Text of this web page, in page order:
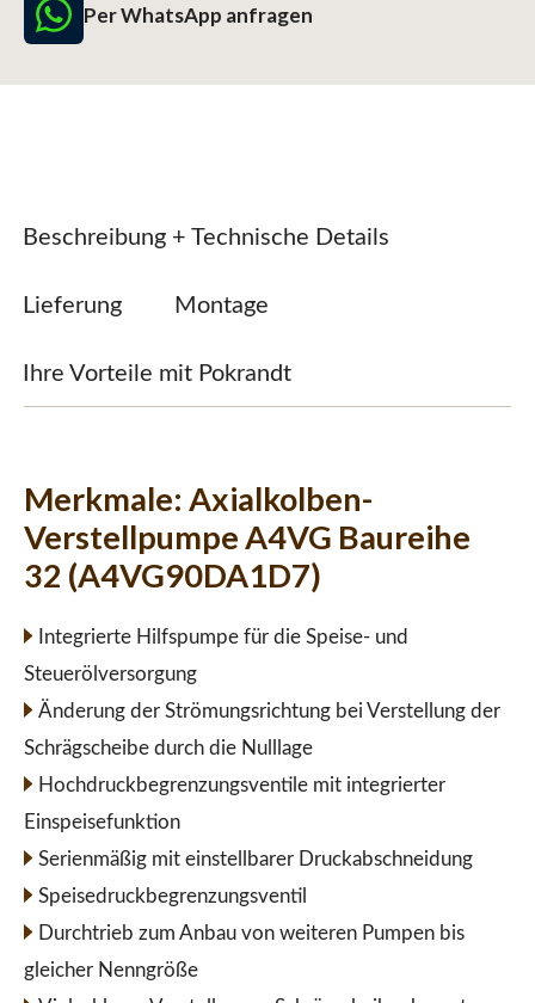
Per WhatsApp anfragen
Beschreibung + Technische Details
Lieferung Montage
Ihre Vorteile mit Pokrandt
Merkmale: Axialkolben-
Verstellpumpe A4VG Baureihe
32 (A4VG90DA1D7)
Integrierte Hilfspumpe für die Speise- und
Steuerölversorgung
Änderung der Strömungsrichtung bei Verstellung der
Schrägscheibe durch die Nulllage
Hochdruckbegrenzungsventile mit integrierter
Einspeisefunktion
Serienmäßig mit einstellbarer Druckabschneidung
Speisedruckbegrenzungsventil
Durchtrieb zum Anbau von weiteren Pumpen bis
gleicher Nenngröße